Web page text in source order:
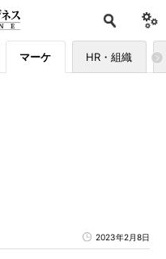
マーケ HR・組織
2023年2月8日